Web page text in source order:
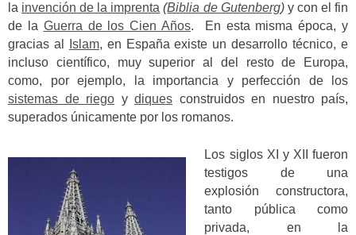
la invención de la imprenta (Biblia de Gutenberg)y con el fin
de la Guerra de los Cien Años. En esta misma época, y
gracias al
Islam, en España existe un desarrollo técnico, e
incluso científico, muy superior al del resto de Europa,
como, por ejemplo, la importancia y perfección de los
sistemas de riego y diques construidos en nuestro país,
superados únicamente por los romanos.
Los siglos XI y XII fueron
testigos de una
explosión constructora,
tanto pública como
privada, en la